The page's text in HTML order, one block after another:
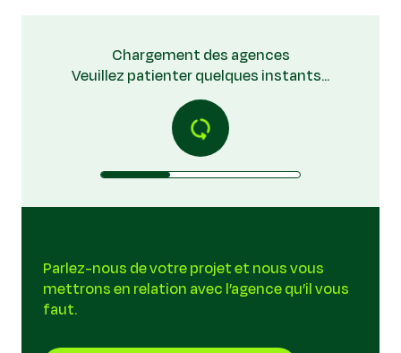
Chargement des agences
Veuillez patienter quelques instants...
Parlez-nous de votre projet et nous vous
mettrons en relation avec l’agence qu’il vous
faut.